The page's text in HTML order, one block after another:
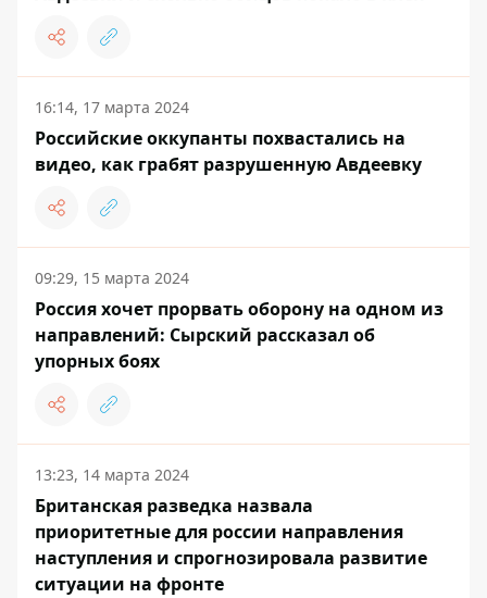
16:14, 17 марта 2024
Российские оккупанты похвастались на
видео, как грабят разрушенную Авдеевку
09:29, 15 марта 2024
Россия хочет прорвать оборону на одном из
направлений: Сырский рассказал об
упорных боях
13:23, 14 марта 2024
Британская разведка назвала
приоритетные для россии направления
наступления и спрогнозировала развитие
ситуации на фронте